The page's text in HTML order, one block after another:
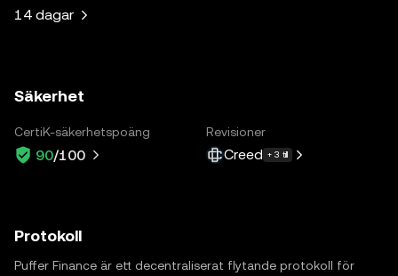
14 dagar
Säkerhet
CertiK-säkerhetspoäng
90/100
Revisioner
Creed + 3 till
Protokoll
Puffer Finance är ett decentraliserat flytande protokoll för